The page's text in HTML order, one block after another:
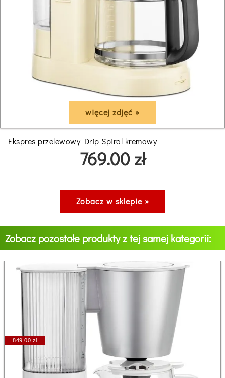
więcej zdjęć »
Ekspres przelewowy Drip Spiral kremowy
769.00 zł
Zobacz w sklepie »
Zobacz pozostałe produkty z tej samej kategorii:
849.00 zł